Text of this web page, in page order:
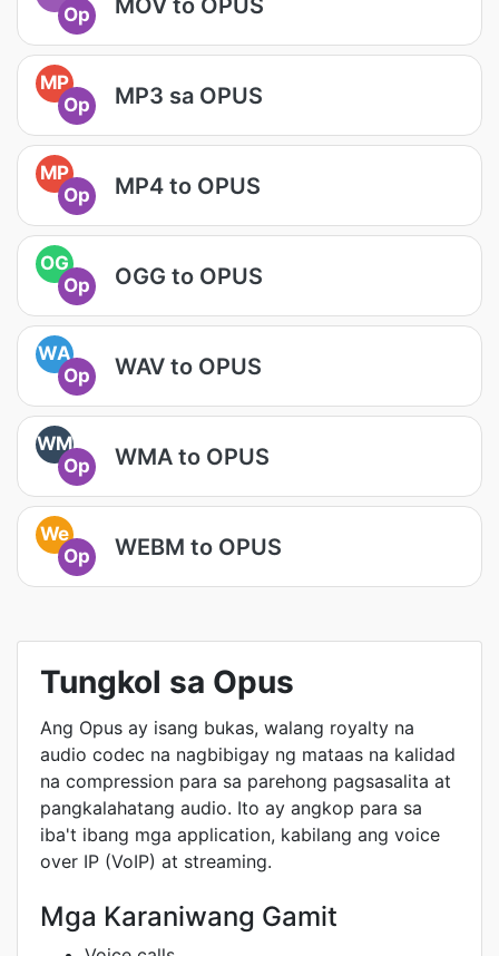
Op
MP
Op
MP3 sa OPUS
MP
Op
MP4 to OPUS
OG
Op
OGG to OPUS
WA
Op
WAV to OPUS
WM
Op
WMA to OPUS
We
Op
WEBM to OPUS
Tungkol sa Opus
Ang Opus ay isang bukas, walang royalty na
audio codec na nagbibigay ng mataas na kalidad
na compression para sa parehong pagsasalita at
pangkalahatang audio. Ito ay angkop para sa
iba't ibang mga application, kabilang ang voice
over IP (VoIP) at streaming.
Mga Karaniwang Gamit